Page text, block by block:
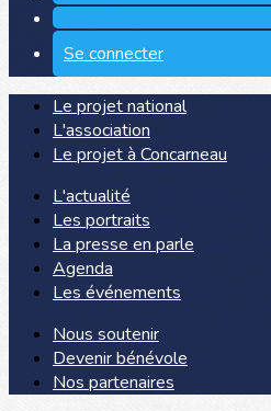
Se connecter
Le projet national
L'association
Le projet à Concarneau
L'actualité
Les portraits
La presse en parle
Agenda
Les événements
Nous soutenir
Devenir bénévole
Nos partenaires